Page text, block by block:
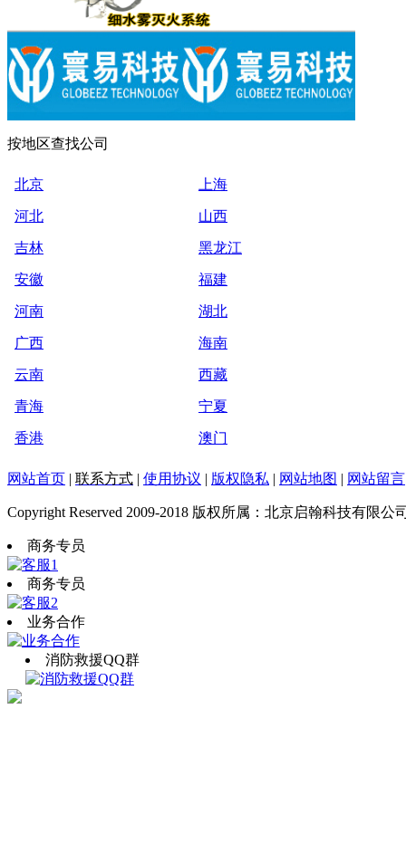
按地区查找公司
北京 上海
河北 山西
吉林 黑龙江
安徽 福建
河南 湖北
广西 海南
云南 西藏
青海 宁夏
香港 澳门
网站首页 | 联系方式 | 使用协议 | 版权隐私 | 网站地图 | 网站留言
Copyright Reserved 2009-2018 版权所属：北京启翰科技有限公
商务专员
商务专员
业务合作
消防救援QQ群